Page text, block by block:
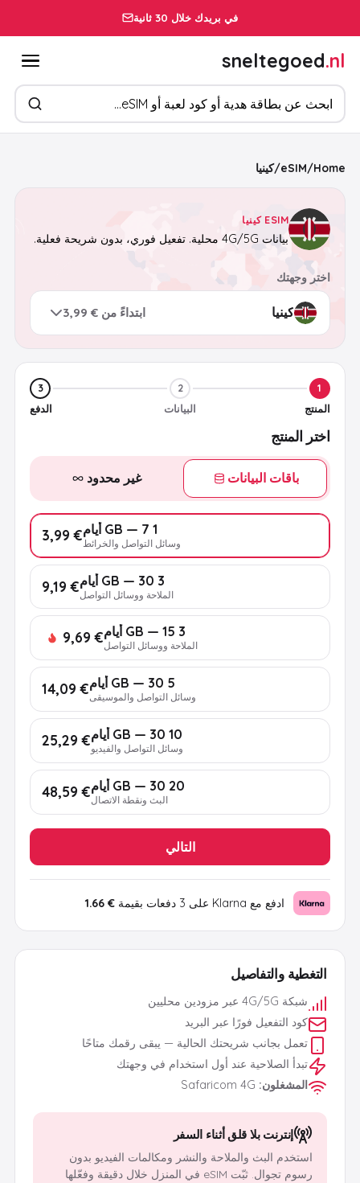
في بريدك خلال 30 ثانية
sneltegoed.nl
ابحث عن المنتجات
Home
/
eSIM
/كينيا
ESIM كينيا
بيانات 4G/5G محلية. تفعيل فوري، بدون شريحة فعلية.
اختر وجهتك
ابتداءً من € 3,99
التغطية والتفاصيل
شبكة 4G/5G عبر مزودين محليين
كود التفعيل فورًا عبر البريد
تعمل بجانب شريحتك الحالية — يبقى رقمك متاحًا
تبدأ الصلاحية عند أول استخدام في وجهتك
المشغلون:
Safaricom 4G
إنترنت بلا قلق أثناء السفر
استخدم البث والملاحة والنشر ومكالمات الفيديو بدون
رسوم تجوال. ثبّت eSIM في المنزل خلال دقيقة وفعّلها
1
المنتج
2
البيانات
3
الدفع
اختر المنتج
باقات البيانات غير محدود
1 GB — 7 أيام
وسائل التواصل والخرائط € 3,99
3 GB — 30 أيام
الملاحة ووسائل التواصل€ 9,19
3 GB — 15 أيام
الملاحة ووسائل التواصل€ 9,69
5 GB — 30 أيام
وسائل التواصل والموسيقى€ 14,09
10 GB — 30 أيام
وسائل التواصل والفيديو€ 25,29
20 GB — 30 أيام
البث ونقطة الاتصال€ 48,59
التالي
ادفع مع Klarna على 3 دفعات بقيمة € 1.66